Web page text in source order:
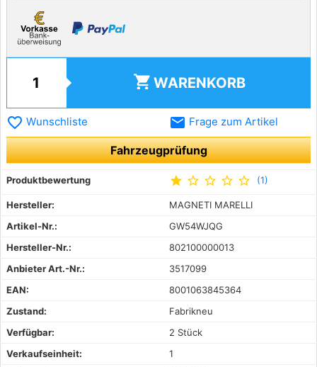
shopping_cart WARENKORB
favorite_border Wunschliste email Frage zum Artikel
Fahrzeugprüfung
Produktbewertung star star_outline star_outline star_outline star_outline (1)
Hersteller:
MAGNETI MARELLI
Artikel-Nr.:
GW54WJQG
Hersteller-Nr.:
802100000013
Anbieter Art.-Nr.:
3517099
EAN:
8001063845364
Zustand:
Fabrikneu
Verfügbar:
2 Stück
Verkaufseinheit:
1